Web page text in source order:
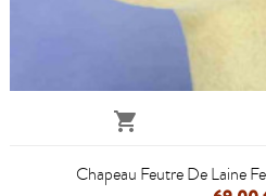

Chapeau Feutre De Laine